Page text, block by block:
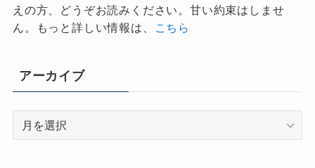
えの方、どうぞお読みください。甘い約束はしませ
ん。もっと詳しい情報は、
こちら
アーカイブ